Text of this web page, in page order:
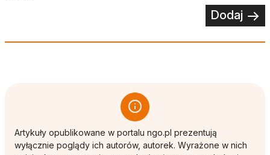
Dodaj
Artykuły opublikowane w portalu ngo.pl prezentują
wyłącznie poglądy ich autorów, autorek. Wyrażone w nich